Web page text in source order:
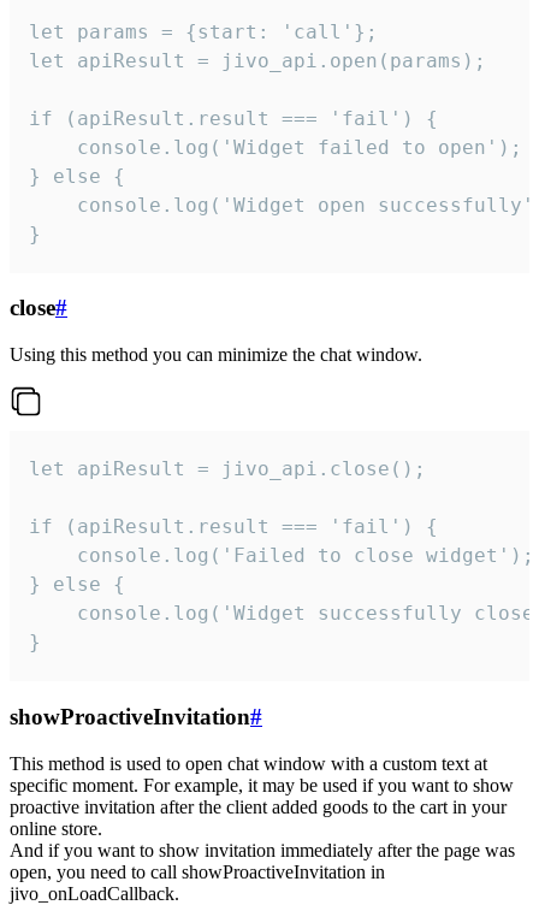
let params = {start: 'call'};
let apiResult = jivo_api.open(params);
if (apiResult.result === 'fail') {
    console.log('Widget failed to open');
} else {
console.log('Widget open
}
close#
Using this method you can minimize the chat window.
let apiResult = jivo_api.close();
if (apiResult.result === 'fail') {
    console.log('Failed to close widget');
} else {
console.log('Widget successfully
}
showProactiveInvitation#
This method is used to open chat window with a custom text at
specific moment. For example, it may be used if you want to show
proactive invitation after the client added goods to the cart in your
online store.
And if you want to show invitation immediately after the page was
open, you need to call showProactiveInvitation in
jivo_onLoadCallback.